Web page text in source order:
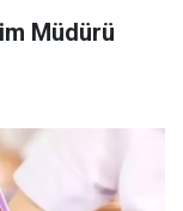
Müdürü